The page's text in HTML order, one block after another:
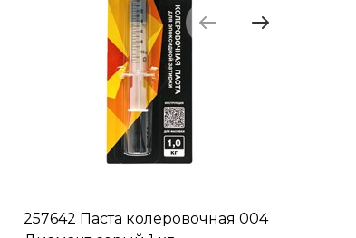
257642 Паста колеровочная 004